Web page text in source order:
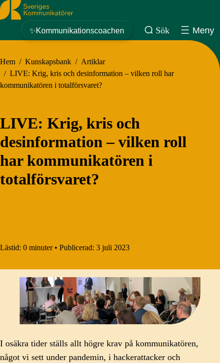
Sveriges Kommunikatörer
✨Kommunikationscoachen Sök Meny
Hem / Kunskapsbank / Artiklar
/ LIVE: Krig, kris och desinformation – vilken roll har
kommunikatören i totalförsvaret?
LIVE: Krig, kris och
desinformation – vilken roll
har kommunikatören i
totalförsvaret?
Lästid: 0 minuter • Publicerad: 3 juli 2023
I osäkra tider ställs allt högre krav på kommunikatören,
något vi sett under pandemin, i hackerattacker och